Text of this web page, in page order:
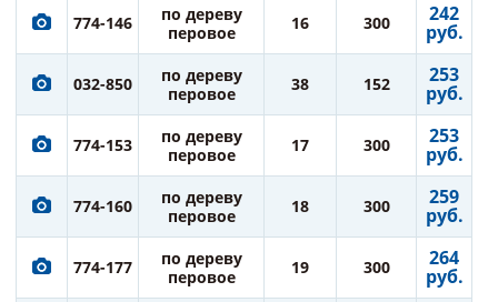
774-146
по дереву
перовое
16 300 242
руб.
032-850
по дереву
перовое
38 152 253
руб.
774-153
по дереву
перовое
17 300 253
руб.
774-160
по дереву
перовое
18 300 259
руб.
774-177
по дереву
перовое
19 300 264
руб.